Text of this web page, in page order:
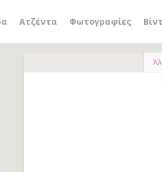
Ατζέντα Φωτογραφίες